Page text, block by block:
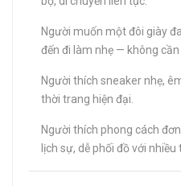
Người muốn một đôi giày
đến đi làm nhẹ — không cần
Người thích sneaker nhẹ,
thời trang hiện đại.
Người thích phong cách
lịch sự, dễ phối đồ với nhiều